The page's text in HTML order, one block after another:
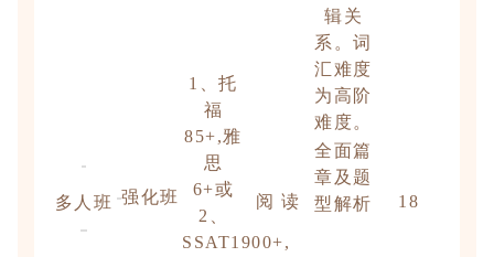
多人班 强化班
1、托
福
85+,雅
思
6+或
2、
SSAT1900+,
辑关
系。词
汇难度
为高阶
难度。
阅 读
全面篇
章及题
型解析
18